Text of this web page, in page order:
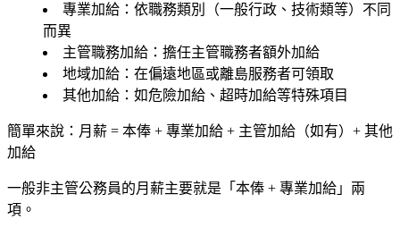
專業加給 ：依職務類別（一般行政、技術類等）不同
而異
主管職務加給 ：擔任主管職務者額外加給
地域加給 ：在偏遠地區或離島服務者可領取
其他加給 ：如危險加給、超時加給等特殊項目
簡單來說： 月薪 = 本俸 + 專業加給 + 主管加給（如有）+ 其他
加給
一般非主管公務員的月薪主要就是「本俸 + 專業加給」兩
項。